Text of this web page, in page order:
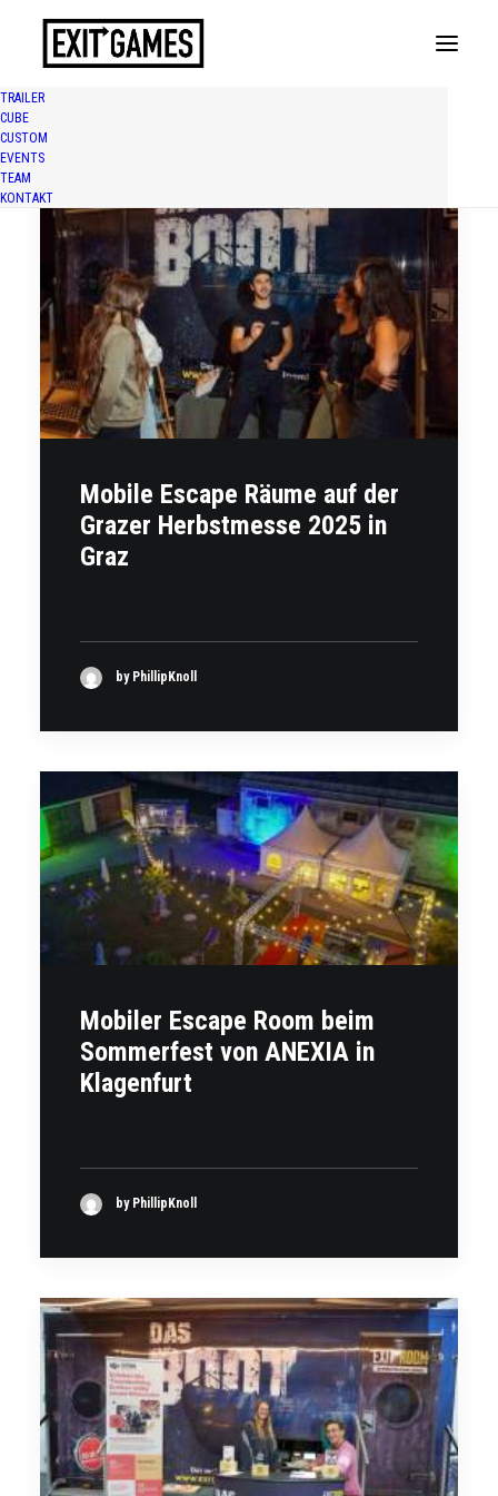
TRAILER
CUBE
CUSTOM
EVENTS
TEAM
KONTAKT
Mobile Escape Räume auf der
Grazer Herbstmesse 2025 in
Graz
by PhillipKnoll
Mobiler Escape Room beim
Sommerfest von ANEXIA in
Klagenfurt
by PhillipKnoll